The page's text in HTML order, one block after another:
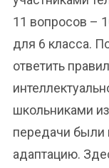
11 вопросов –
для 6 класса.
ответить
школьниками
передачи были
адаптацию.